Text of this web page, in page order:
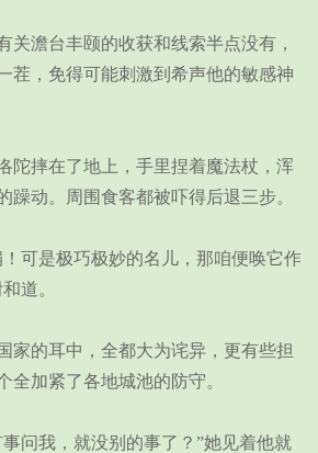
澹台丰颐的收获和线索半点没有，
茬，免得可能刺激到希声他的敏感神
摔在了地上，手里捏着魔法杖，浑
躁动。周围食客都被吓得后退三步。
是极巧极妙的名儿，那咱便唤它作
道。
的耳中，全都大为诧异，更有些担
全加紧了各地城池的防守。
我，就没别的事了？”她见着他就